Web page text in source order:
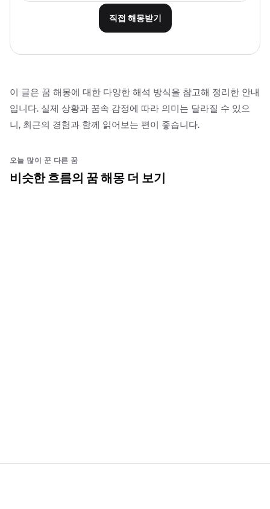
직접 해몽받기
이 글은 꿈 해몽에 대한 다양한 해석 방식을 참고해 정리한 안내
입니다. 실제 상황과 꿈속 감정에 따라 의미는 달라질 수 있으
니, 최근의 경험과 함께 읽어보는 편이 좋습니다.
오늘 많이 꾼 다른 꿈
비슷한 흐름의 꿈 해몽 더 보기